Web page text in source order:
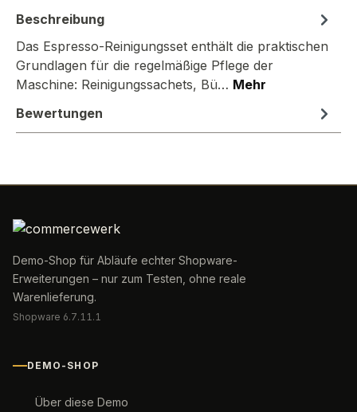
Beschreibung
Das Espresso-Reinigungsset enthält die praktischen
Grundlagen für die regelmäßige Pflege der
Maschine: Reinigungssachets, Bü… Mehr
Bewertungen
Demo-Shop für Abläufe echter Shopware-
Erweiterungen – nur zum Testen, ohne reale
Warenlieferung.
Shopware 6.7.11.1
DEMO-SHOP
Über diese Demo